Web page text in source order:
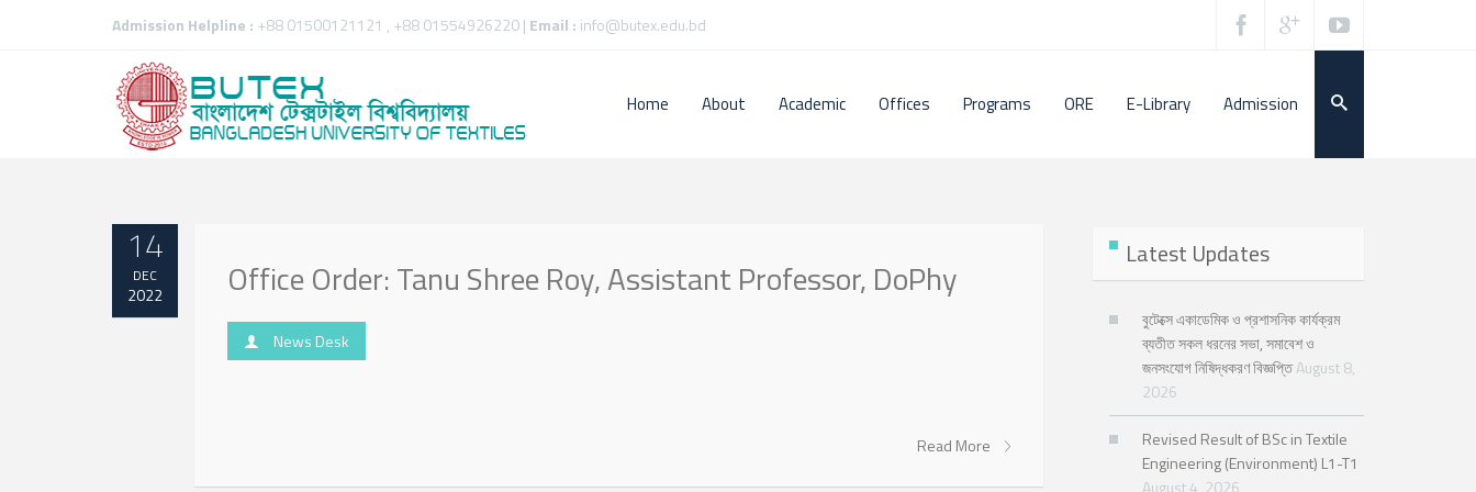
Admission Helpline : +88 01500121121 , +88 01554926220 | Email : info@butex.edu.bd
Home About Academic Offices Programs ORE E-Library Admission
14
DEC
2022 Office Order: Tanu Shree Roy, Assistant Professor, DoPhy
News Desk
Read More
Latest Updates
বুটেক্সে একাডেমিক ও প্রশাসনিক কার্যক্রম
ব্যতীত সকল ধরনের সভা, সমাবেশ ও
জনসংযোগ নিষিদ্ধকরণ বিজ্ঞপ্তিAugust 8,
2026
Revised Result of BSc in Textile
Engineering (Environment) L1-T1
August 4, 2026